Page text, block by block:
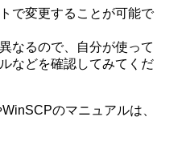
で変更することが可能で
なるので、自分が使って
などを確認してみてくだ
のマニュアルは、